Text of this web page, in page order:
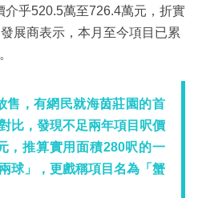
乎520.5萬至726.4萬元，折實
展商表示，本月至今項目已累
售，有網民就海茵莊園的首
比，發現不足兩年項目呎價
，推算實用面積280呎的一
球」，更戲稱項目名為「蟹